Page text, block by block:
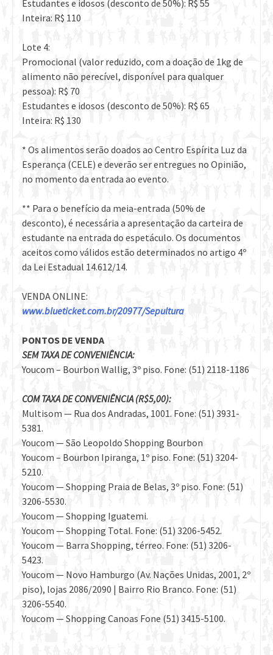
Estudantes e idosos (desconto de 50%): R$ 55
Inteira: R$ 110
Lote 4:
Promocional (valor reduzido, com a doação de 1kg de
alimento não perecível, disponível para qualquer
pessoa): R$ 70
Estudantes e idosos (desconto de 50%): R$ 65
Inteira: R$ 130
* Os alimentos serão doados ao Centro Espírita Luz da
Esperança (CELE) e deverão ser entregues no Opinião,
no momento da entrada ao evento.
** Para o benefício da meia-entrada (50% de
desconto), é necessária a apresentação da carteira de
estudante na entrada do espetáculo. Os documentos
aceitos como válidos estão determinados no artigo 4º
da Lei Estadual 14.612/14.
VENDA ONLINE:
www.blueticket.com.br/20977/Sepultura
PONTOS DE VENDA
SEM TAXA DE CONVENIÊNCIA:
Youcom – Bourbon Wallig, 3º piso. Fone: (51) 2118-1186
COM TAXA DE CONVENIÊNCIA (R$5,00):
Multisom — Rua dos Andradas, 1001. Fone: (51) 3931-
5381.
Youcom — São Leopoldo Shopping Bourbon
Youcom – Bourbon Ipiranga, 1º piso. Fone: (51) 3204-
5210.
Youcom — Shopping Praia de Belas, 3º piso. Fone: (51)
3206-5530.
Youcom — Shopping Iguatemi.
Youcom — Shopping Total. Fone: (51) 3206-5452.
Youcom — Barra Shopping, térreo. Fone: (51) 3206-
5423.
Youcom — Novo Hamburgo (Av. Nações Unidas, 2001, 2º
piso), lojas 2086/2090 | Bairro Rio Branco. Fone: (51)
3206-5540.
Youcom — Shopping Canoas Fone (51) 3415-5100.